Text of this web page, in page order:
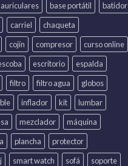
auriculares base portátil
batidor
carriel
chaqueta
cojín compresor
curso online
escritorio
espalda
filtro filtro agua
globos
inflador kit
lumbar
mezclador
máquina
plancha
protector
smart watch sofá soporte